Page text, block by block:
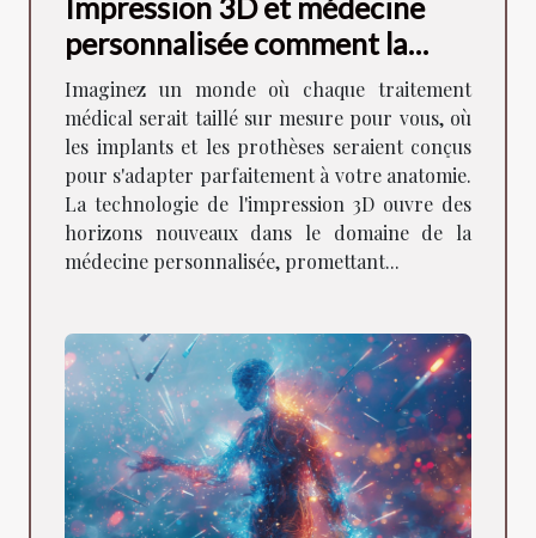
personnalisée comment la
technologie révolutionne les
soins de santé
Imaginez un monde où chaque traitement
médical serait taillé sur mesure pour vous, où
les implants et les prothèses seraient conçus
pour s'adapter parfaitement à votre anatomie.
La technologie de l'impression 3D ouvre des
horizons nouveaux dans le domaine de la
médecine personnalisée, promettant...